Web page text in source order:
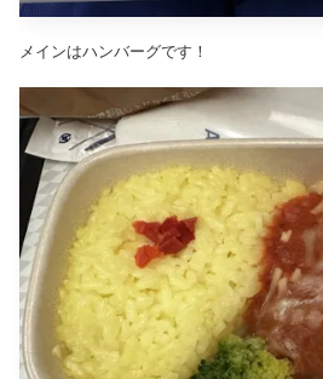
メインはハンバーグです！